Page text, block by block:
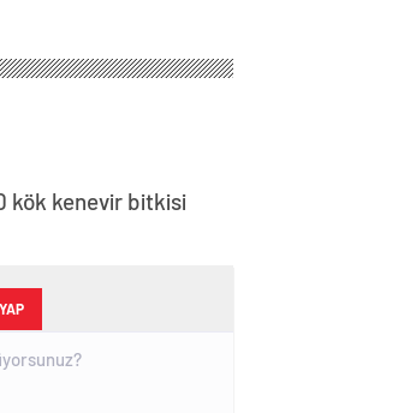
kök kenevir bitkisi